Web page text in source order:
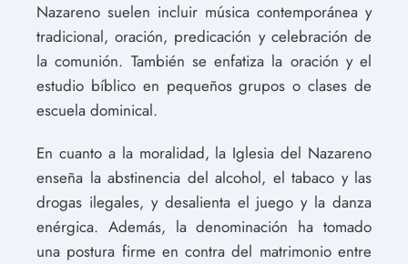
Nazareno suelen incluir música contemporánea y
tradicional, oración, predicación y celebración de
la comunión. También se enfatiza la oración y el
estudio bíblico en pequeños grupos o clases de
escuela dominical.
En cuanto a la moralidad, la Iglesia del Nazareno
enseña la abstinencia del alcohol, el tabaco y las
drogas ilegales, y desalienta el juego y la danza
enérgica. Además, la denominación ha tomado
una postura firme en contra del matrimonio entre